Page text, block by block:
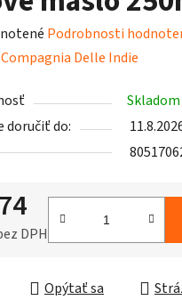
Podrobnosti
Compagnia Delle Indie
Skladom
doručiť do:
DPH
Opýtať sa